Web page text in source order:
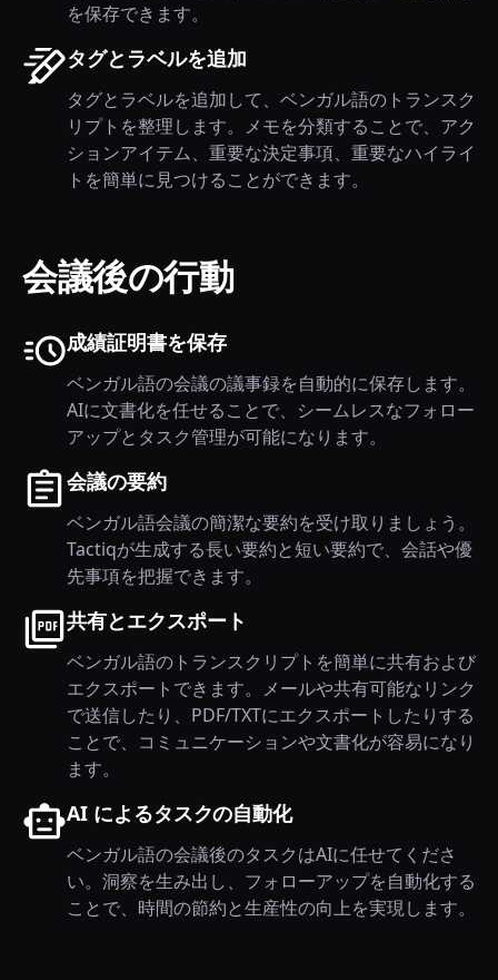
を保存できます。
タグとラベルを追加
タグとラベルを追加して、ベンガル語のトランスク
リプトを整理します。メモを分類することで、アク
ションアイテム、重要な決定事項、重要なハイライ
トを簡単に見つけることができます。
会議後の行動
成績証明書を保存
ベンガル語の会議の議事録を自動的に保存します。
AIに文書化を任せることで、シームレスなフォロー
アップとタスク管理が可能になります。
会議の要約
ベンガル語会議の簡潔な要約を受け取りましょう。
Tactiqが生成する長い要約と短い要約で、会話や優
先事項を把握できます。
共有とエクスポート
ベンガル語のトランスクリプトを簡単に共有および
エクスポートできます。メールや共有可能なリンク
で送信したり、PDF/TXTにエクスポートしたりする
ことで、コミュニケーションや文書化が容易になり
ます。
AI によるタスクの自動化
ベンガル語の会議後のタスクはAIに任せてくださ
い。洞察を生み出し、フォローアップを自動化する
ことで、時間の節約と生産性の向上を実現します。